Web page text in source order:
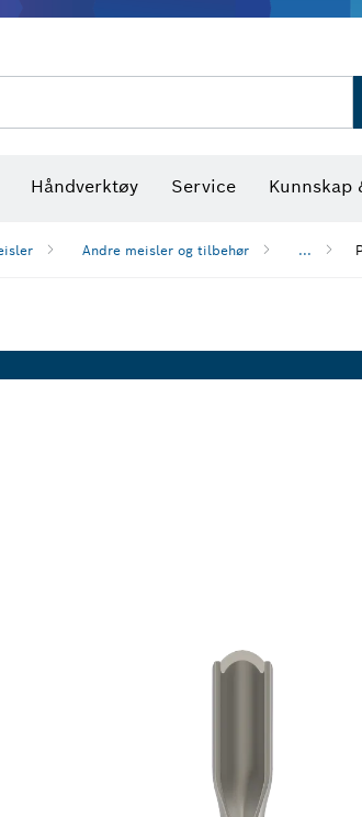
Håndverktøy Service Kunnskap
Andre meisler og tilbehør ...